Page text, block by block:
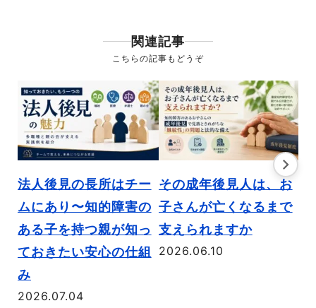
関連記事
こちらの記事もどうぞ
法人後見の長所はチー
ムにあり〜知的障害の
ある子を持つ親が知っ
ておきたい安心の仕組
み
2026.07.04
その成年後見人は、お
子さんが亡くなるまで
支えられますか
2026.06.10